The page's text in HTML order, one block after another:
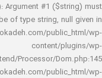
Argument #1
be of type string,
decokadeh.com/
Frontend/Processor/
decokadeh.com/